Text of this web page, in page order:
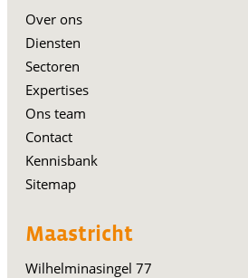
Over ons
Diensten
Sectoren
Expertises
Ons team
Contact
Kennisbank
Sitemap
Maastricht
Wilhelminasingel 77